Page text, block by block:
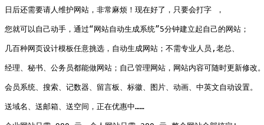
日后还需要请人维护网站，非常麻烦！现在好了，只要会打字 ，
您就可以自己动手，通过“网站自动生成系统”5分钟建立起自己的网站；
几百种网页设计模板任意挑选，自动生成网站；不需专业人员,老总、
经理、秘书、公务员都能做网站；自己管理网站，网站内容可随时更新修改
会员系统、搜索、记数器、留言板、标徽、图片、动画、中英文自动设置。
送域名、送邮箱、送空间，正在优惠中……